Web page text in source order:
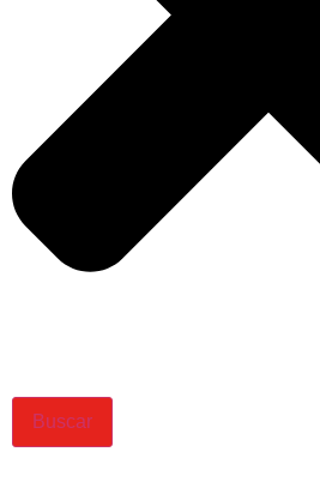
Buscar